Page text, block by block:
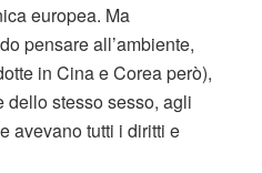
europea. Ma
pensare all’ambiente,
in Cina e Corea però),
dello stesso sesso, agli
avevano tutti i diritti e